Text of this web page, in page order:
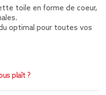
toile en forme de coeur,
optimal pour toutes vos
plaît ?